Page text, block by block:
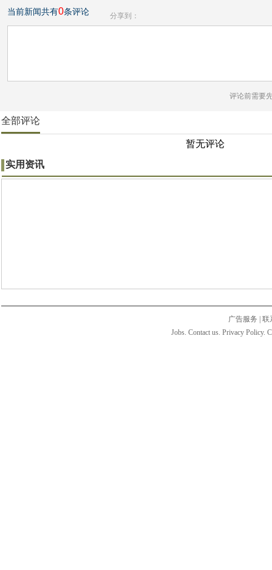
当前新闻共有0条评论 分享到：
评论前需要
全部评论
暂无评论
实用资讯
广告服务
联
Jobs. Contact us. Privacy Policy.